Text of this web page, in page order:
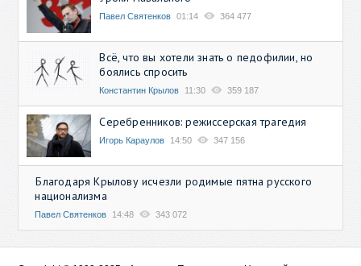
Павел Святенков 01:14 364 477
Всё, что вы хотели знать о педофилии, но
боялись спросить
Константин Крылов 11:30 359 187
Серебренников: режиссерская трагедия
Игорь Караулов 14:50 347 156
Благодаря Крылову исчезли родимые пятна русского
национализма
Павел Святенков 14:48 343 072